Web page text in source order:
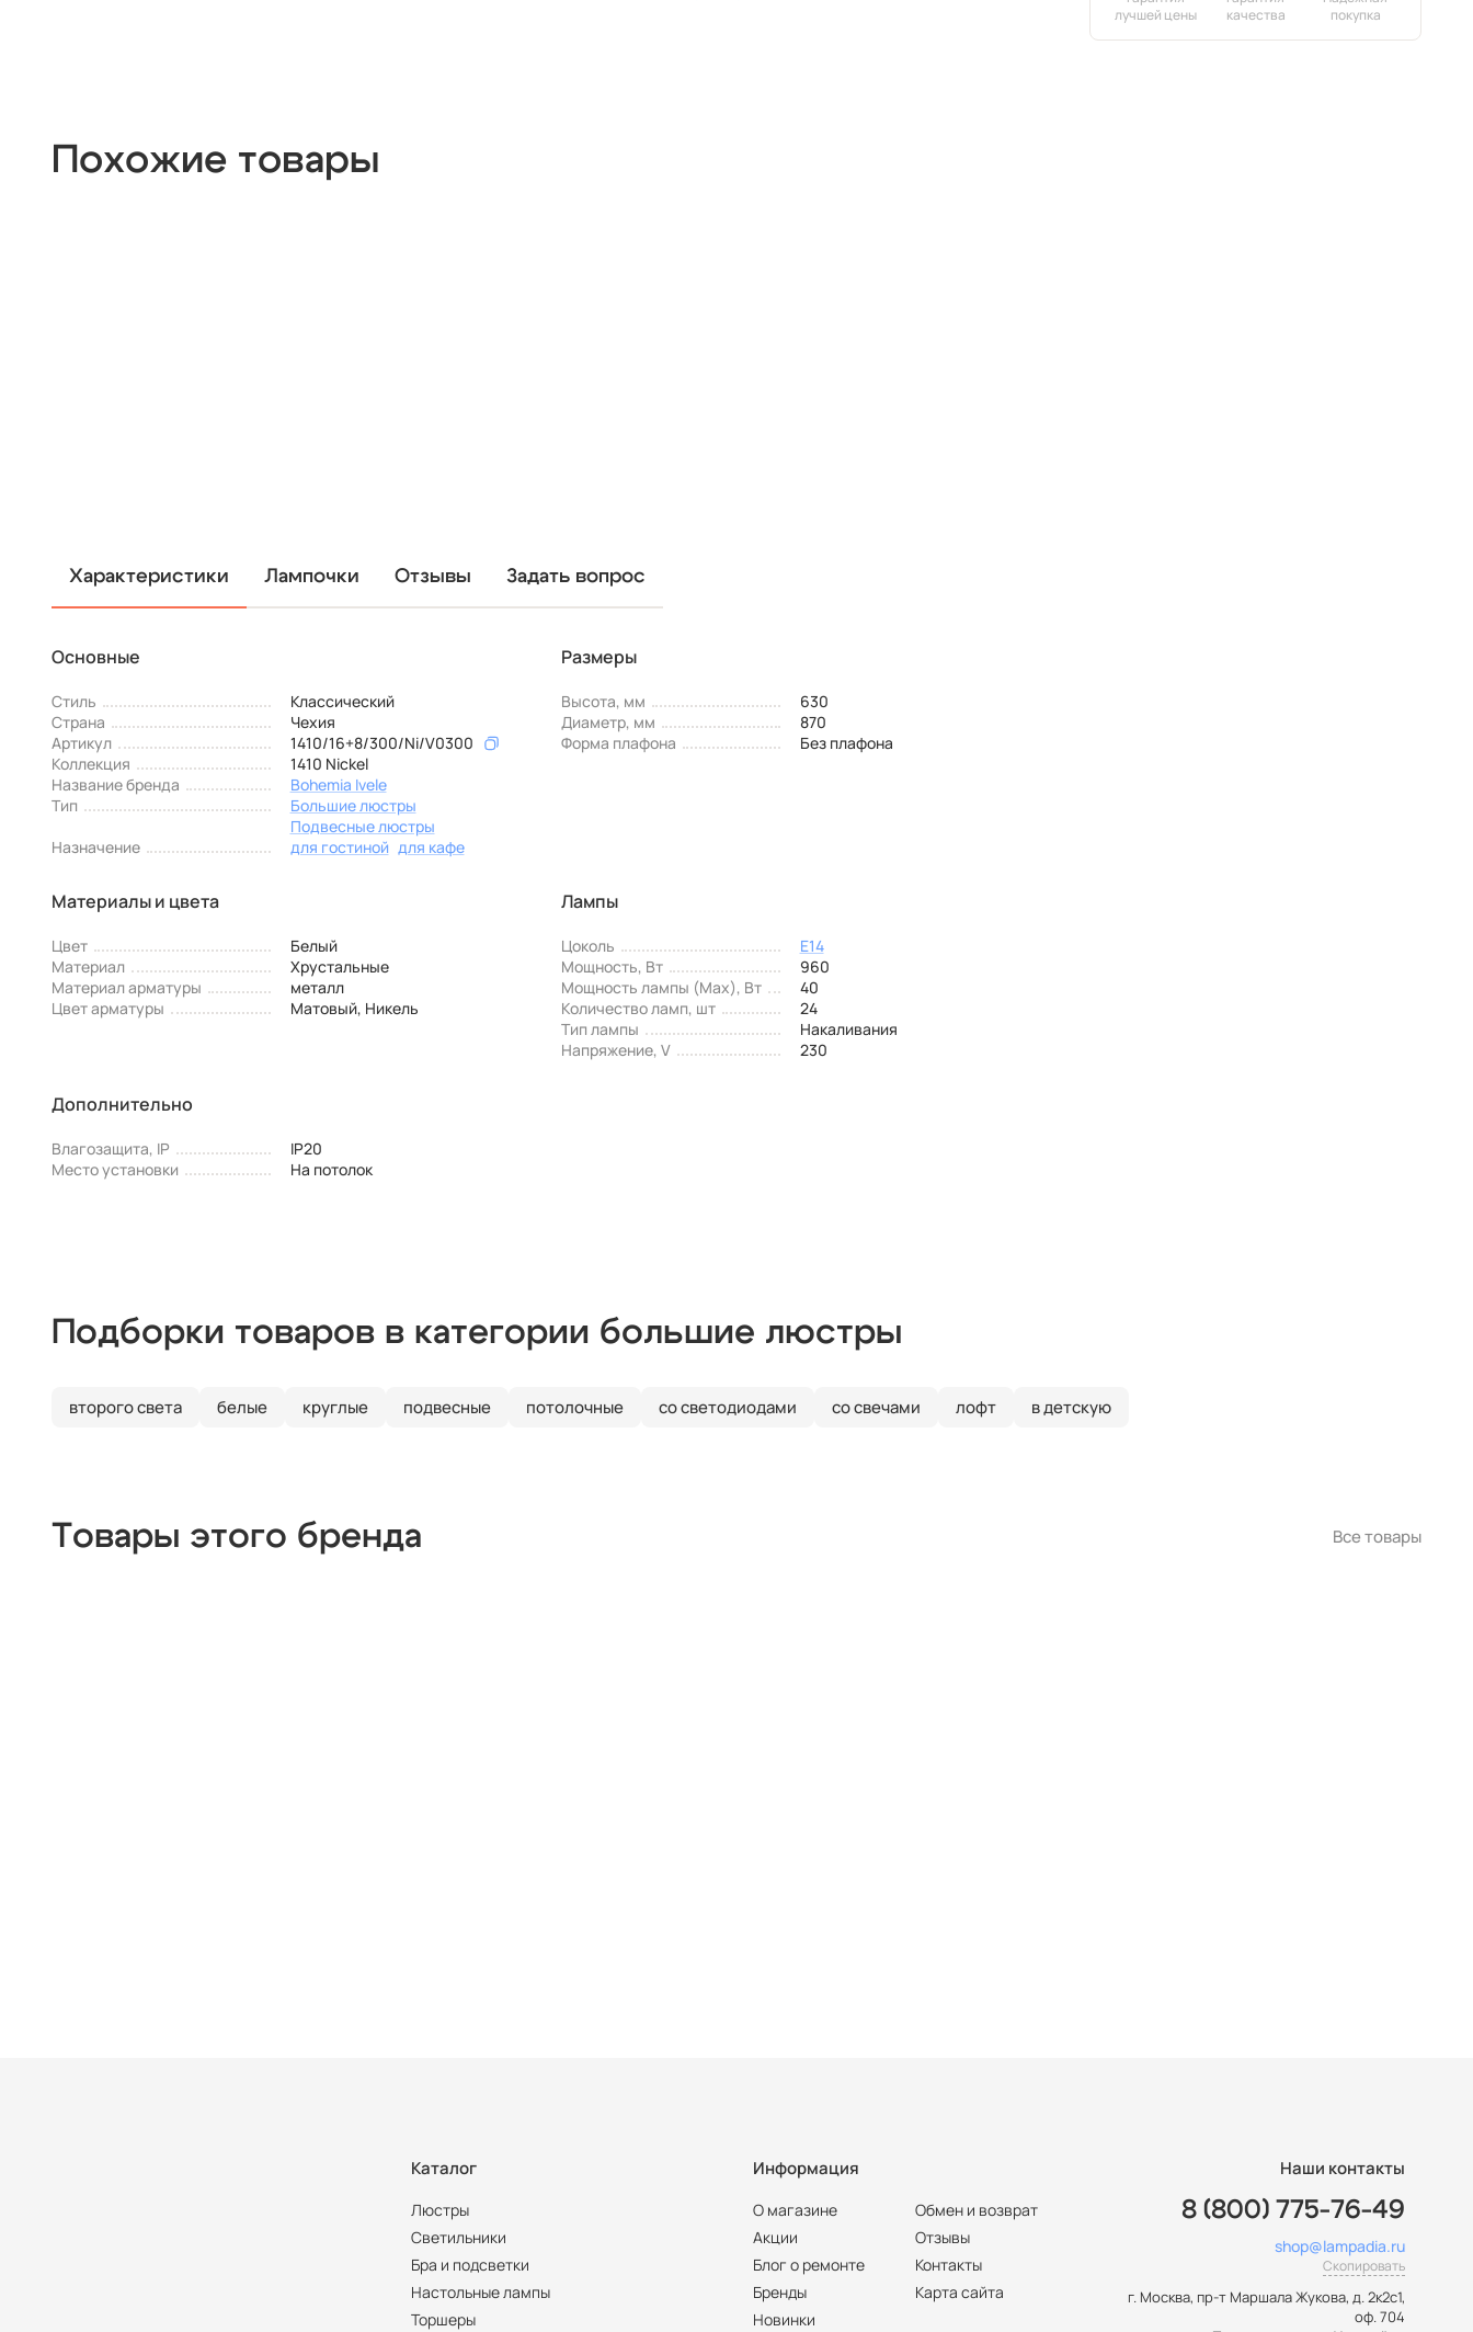
Похожие товары
Характеристики Лампочки Отзывы Задать вопрос
Основные
Стиль
Классический
Страна
Чехия
Артикул
1410/16+8/300/Ni/V0300
Коллекция
1410 Nickel
Название бренда
Bohemia Ivele
Тип
Большие люстры
Подвесные люстры
Назначение
для гостиной для кафе
Размеры
Высота, мм
630
Диаметр, мм
870
Форма плафона
Без плафона
Материалы и цвета
Цвет
Белый
Материал
Хрустальные
Материал арматуры
металл
Цвет арматуры
Матовый, Никель
Лампы
Цоколь
E14
Мощность, Вт
960
Мощность лампы (Max), Вт
40
Количество ламп, шт
24
Тип лампы
Накаливания
Напряжение, V
230
Дополнительно
Влагозащита, IP
IP20
Место установки
На потолок
Подборки товаров в категории большие люстры
второго света белые круглые подвесные потолочные со светодиодами со свечами лофт в детскую
Товары этого бренда Все товары
Каталог
Люстры
Светильники
Бра и подсветки
Настольные лампы
Торшеры
Информация
О магазине
Акции
Блог о ремонте
Бренды
Новинки
Обмен и возврат
Отзывы
Контакты
Карта сайта
Наши контакты
8 (800) 775-76-49
shop@lampadia.ru
Скопировать
г. Москва, пр-т Маршала Жукова, д. 2к2с1,
оф. 704